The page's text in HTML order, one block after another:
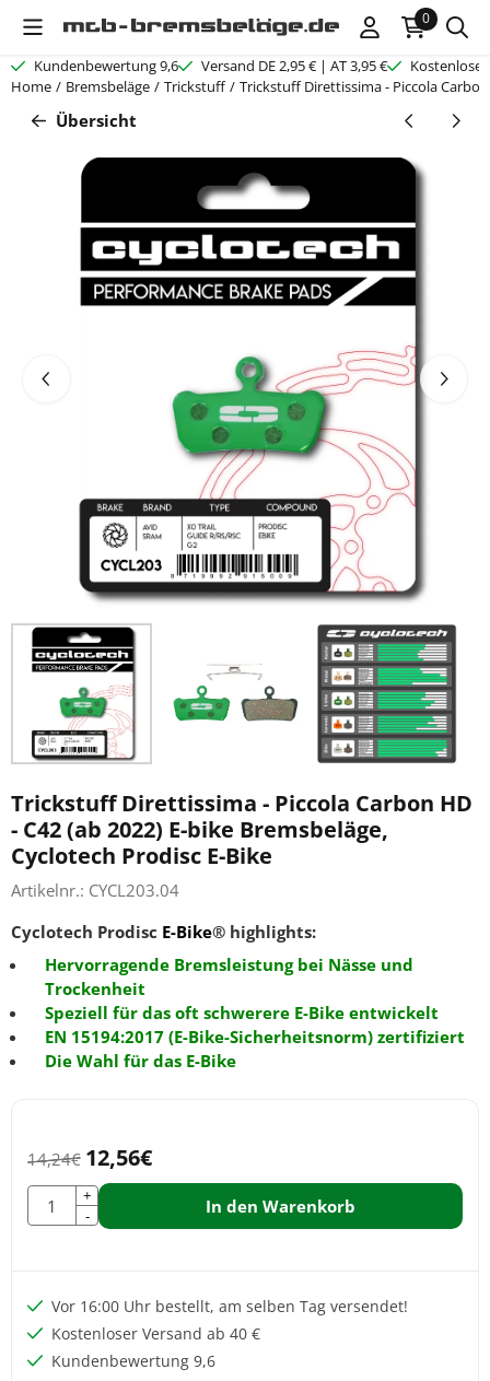
Cookie-Einstellungen verfügbar. Einstellungen wählen oder alle
0
Kundenbewertung 9,6 Versand DE 2,95 € | AT 3,95 €
Home / Bremsbeläge / Trickstuff / Trickstuff Direttissima - Piccola Carbon
Übersicht
Trickstuff Direttissima - Piccola Carbon HD
- C42 (ab 2022) E-bike Bremsbeläge,
Cyclotech Prodisc E-Bike
Artikelnr.: CYCL203.04
Cyclotech Prodisc E-Bike® highlights:
Hervorragende Bremsleistung bei Nässe und
Trockenheit
Speziell für das oft schwerere E-Bike entwickelt
EN 15194:2017 (E-Bike-Sicherheitsnorm) zertifiziert
Die Wahl für das E-Bike
14,24€ 12,56€
Anzahl
+
-
In den Warenkorb
Vor 16:00 Uhr bestellt, am selben Tag versendet!
Kostenloser Versand ab 40 €
Kundenbewertung 9,6